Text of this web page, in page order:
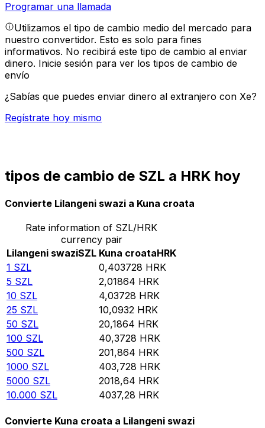
Programar una llamada
Utilizamos el tipo de cambio medio del mercado para
nuestro convertidor. Esto es solo para fines
informativos. No recibirá este tipo de cambio al enviar
dinero. Inicie sesión para ver los tipos de cambio de
envío
¿Sabías que puedes enviar dinero al extranjero con Xe?
Regístrate hoy mismo
tipos de cambio de SZL a HRK hoy
Convierte Lilangeni swazi a Kuna croata
Rate information of SZL/HRK
currency pair
Lilangeni swaziSZL Kuna croataHRK
1 SZL 0,403728 HRK
5 SZL 2,01864 HRK
10 SZL 4,03728 HRK
25 SZL 10,0932 HRK
50 SZL 20,1864 HRK
100 SZL 40,3728 HRK
500 SZL 201,864 HRK
1000 SZL 403,728 HRK
5000 SZL 2018,64 HRK
10.000 SZL 4037,28 HRK
Convierte Kuna croata a Lilangeni swazi